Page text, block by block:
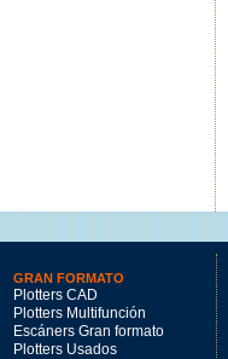
Pack 5 Cartuchos rellenable
Epson Surecolor serie Tx200
GRAN FORMATO
Plotters CAD
Plotters Multifunción
Escáners Gran formato
Plotters Usados